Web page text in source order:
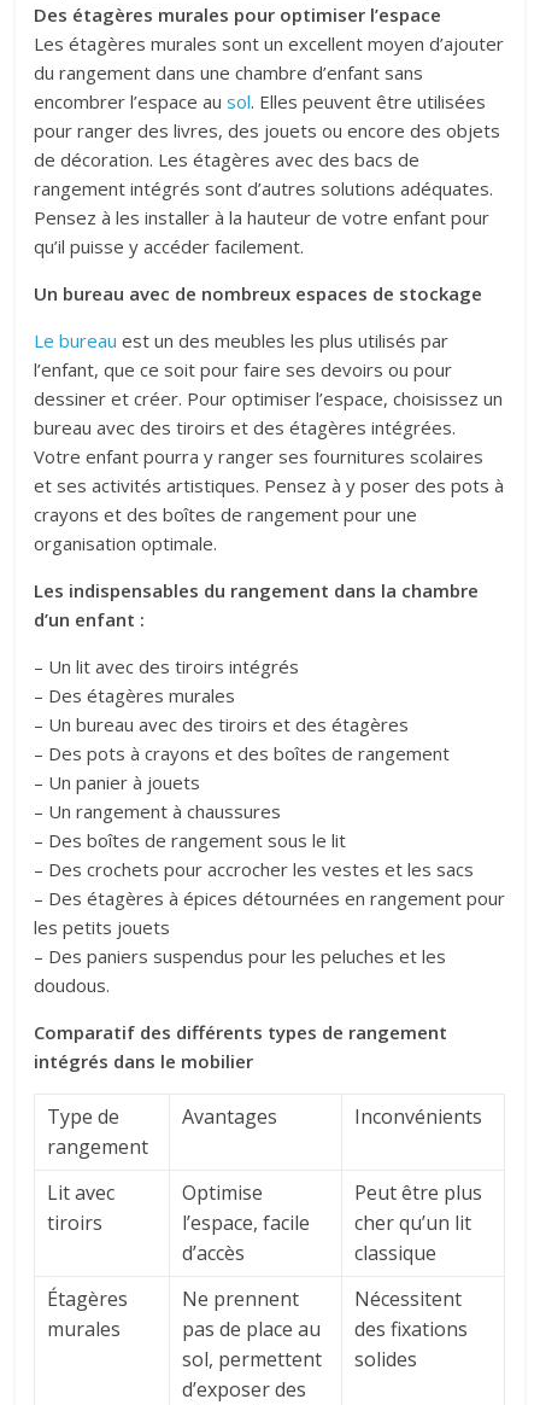
Des étagères murales pour optimiser l’espace
Les étagères murales sont un excellent moyen d’ajouter
du rangement dans une chambre d’enfant sans
encombrer l’espace ausol. Elles peuvent être utilisées
pour ranger des livres, des jouets ou encore des objets
de décoration. Les étagères avec des bacs de
rangement intégrés sont d’autres solutions adéquates.
Pensez à les installer à la hauteur de votre enfant pour
qu’il puisse y accéder facilement.
Un bureau avec de nombreux espaces de stockage
Le bureau est un des meubles les plus utilisés par
l’enfant, que ce soit pour faire ses devoirs ou pour
dessiner et créer. Pour optimiser l’espace, choisissez un
bureau avec des tiroirs et des étagères intégrées.
Votre enfant pourra y ranger ses fournitures scolaires
et ses activités artistiques. Pensez à y poser des pots à
crayons et des boîtes de rangement pour une
organisation optimale.
Les indispensables du rangement dans la chambre
d’un enfant :
– Un lit avec des tiroirs intégrés
– Des étagères murales
– Un bureau avec des tiroirs et des étagères
– Des pots à crayons et des boîtes de rangement
– Un panier à jouets
– Un rangement à chaussures
– Des boîtes de rangement sous le lit
– Des crochets pour accrocher les vestes et les sacs
– Des étagères à épices détournées en rangement pour
les petits jouets
– Des paniers suspendus pour les peluches et les
doudous.
Comparatif des différents types de rangement
intégrés dans le mobilier
Type de
rangement
Avantages Inconvénients
Lit avec
tiroirs
Optimise
l’espace, facile
d’accès
Peut être plus
cher qu’un lit
classique
Étagères
murales
Ne prennent
pas de place au
sol, permettent
d’exposer des
Nécessitent
des fixations
solides